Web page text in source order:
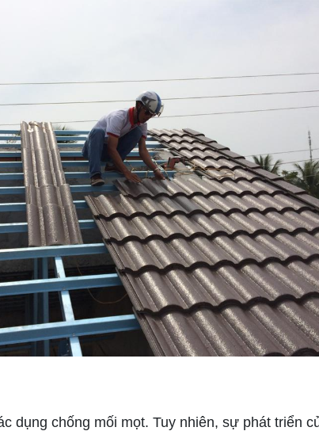
chống mối mọt. Tuy nhiên, sự phát triển